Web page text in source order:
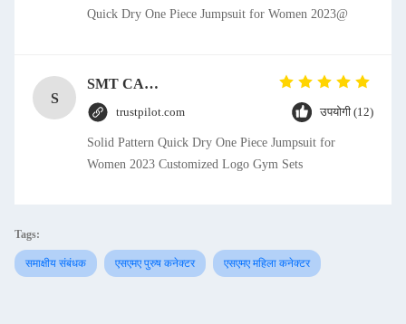
Quick Dry One Piece Jumpsuit for Women 2023@
S
SMT CAP Type Box Header Connector 1.27mm Pitch Gold Flash Contact Plating
trustpilot.com उपयोगी (12)
Solid Pattern Quick Dry One Piece Jumpsuit for
Women 2023 Customized Logo Gym Sets
Tags:
समाक्षीय संबंधक एसएमए पुरुष कनेक्टर एसएमए महिला कनेक्टर